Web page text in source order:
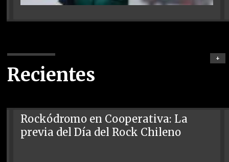
Recientes
+
Rockódromo en Cooperativa: La
previa del Día del Rock Chileno